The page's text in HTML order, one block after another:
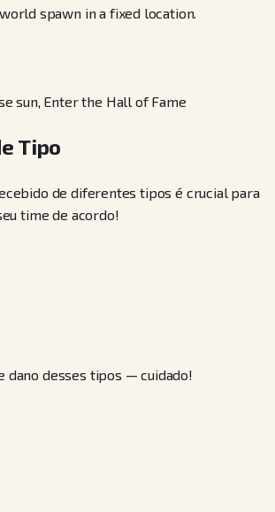
spawn in a fixed location.
sun, Enter the Hall of Fame
Tipo
de diferentes tipos é crucial para
time de acordo!
dano desses tipos — cuidado!